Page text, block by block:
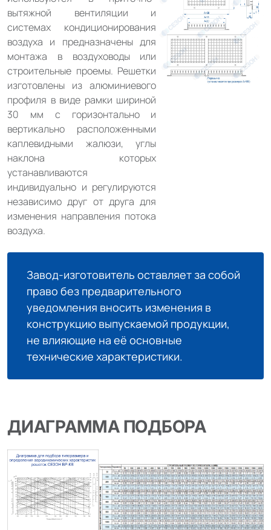
вытяжной вентиляции и
системах кондиционирования
воздуха и предназначены для
монтажа в воздуховоды или
строительные проемы. Решетки
изготовлены из алюминиевого
профиля в виде рамки шириной
30 мм с горизонтально и
вертикально расположенными
каплевидными жалюзи, углы
наклона которых
устанавливаются
индивидуально и регулируются
независимо друг от друга для
изменения направления потока
воздуха.
Завод-изготовитель оставляет за собой
право без предварительного
уведомления вносить изменения в
конструкцию выпускаемой продукции,
не влияющие на её основные
технические характеристики.
ДИАГРАММА ПОДБОРА